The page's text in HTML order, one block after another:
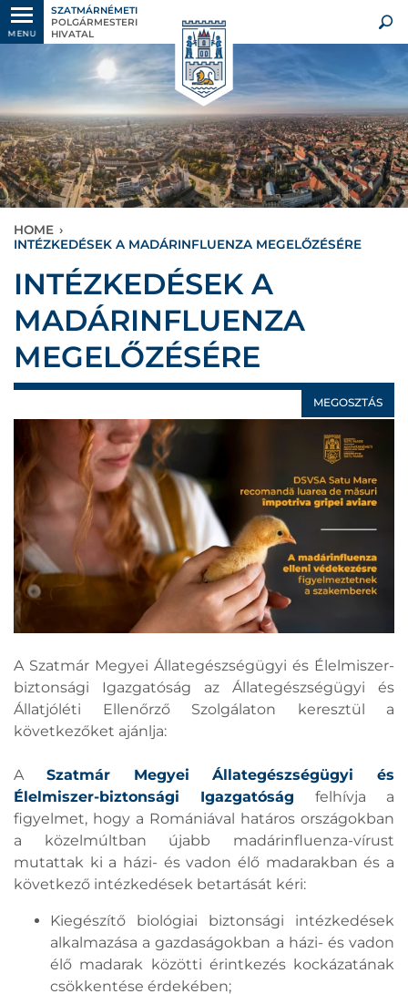
MENU
SZATMÁRNÉMETI
POLGÁRMESTERI
HIVATAL
HOME ›
INTÉZKEDÉSEK A MADÁRINFLUENZA MEGELŐZÉSÉRE
INTÉZKEDÉSEK A
MADÁRINFLUENZA
MEGELŐZÉSÉRE
MEGOSZTÁS
A Szatmár Megyei Állategészségügyi és Élelmiszer-
biztonsági Igazgatóság az Állategészségügyi és
Állatjóléti Ellenőrző Szolgálaton keresztül a
következőket ajánlja:
A Szatmár Megyei Állategészségügyi és
Élelmiszer-biztonsági Igazgatóság felhívja a
figyelmet, hogy a Romániával határos országokban
a közelmúltban újabb madárinfluenza-vírust
mutattak ki a házi- és vadon élő madarakban és a
következő intézkedések betartását kéri:
Kiegészítő biológiai biztonsági intézkedések
alkalmazása a gazdaságokban a házi- és vadon
élő madarak közötti érintkezés kockázatának
csökkentése érdekében;